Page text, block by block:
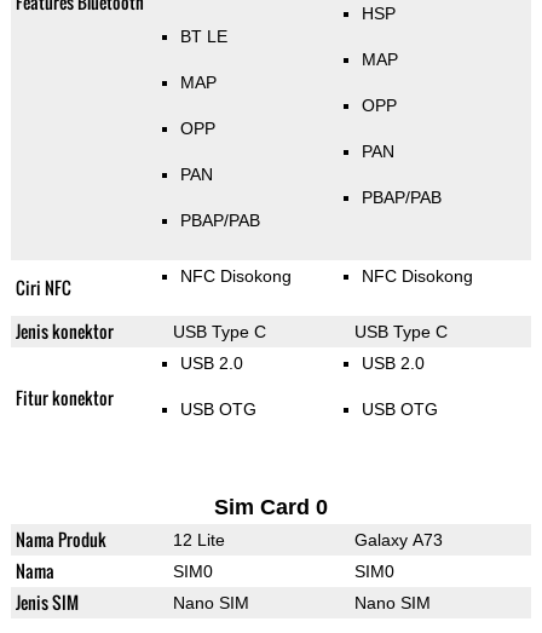
BT LE
MAP
OPP
PAN
PBAP/PAB
HSP
MAP
OPP
PAN
PBAP/PAB
Ciri NFC NFC Disokong NFC Disokong
Jenis konektor USB Type C USB Type C
Fitur konektor
USB 2.0
USB OTG
USB 2.0
USB OTG
Sim Card 0
Nama Produk 12 Lite Galaxy A73
Nama SIM0 SIM0
Jenis SIM Nano SIM Nano SIM